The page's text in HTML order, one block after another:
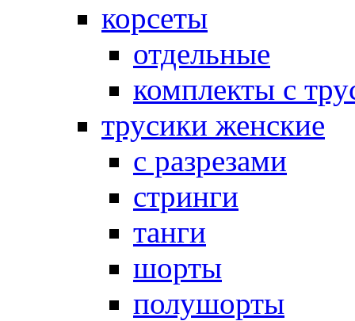
корсеты
отдельные
комплекты с
трусики женские
с разрезами
стринги
танги
шорты
полушорты